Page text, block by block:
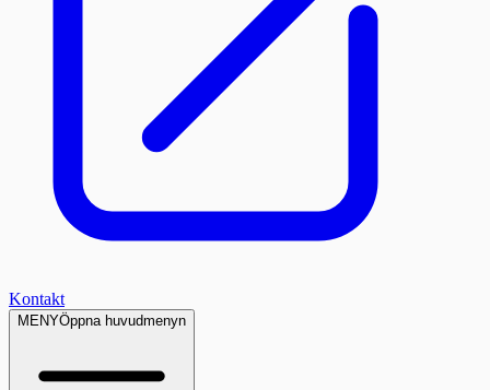
Kontakt
MENYÖppna huvudmenyn